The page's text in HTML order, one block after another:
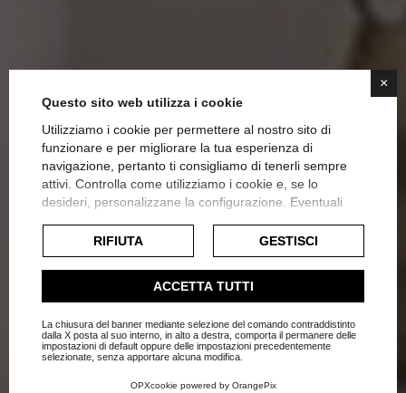
×
Questo sito web utilizza i cookie
Utilizziamo i cookie per permettere al nostro sito di
funzionare e per migliorare la tua esperienza di
navigazione, pertanto ti consigliamo di tenerli sempre
attivi. Controlla come utilizziamo i cookie e, se lo
desideri, personalizzane la configurazione. Eventuali
esclusivamente previa acquisizione del consenso
dell'utente.
Consulta l'informativa cookie completa.
RIFIUTA GESTISCI
ACCETTA TUTTI
La chiusura del banner mediante selezione del comando contraddistinto
dalla X posta al suo interno, in alto a destra, comporta il permanere delle
impostazioni di default oppure delle impostazioni precedentemente
selezionate, senza apportare alcuna modifica.
OPXcookie powered by OrangePix
Lavorare da casa? Idee per
realizzare uno spazio office
Home Blog Ufficio